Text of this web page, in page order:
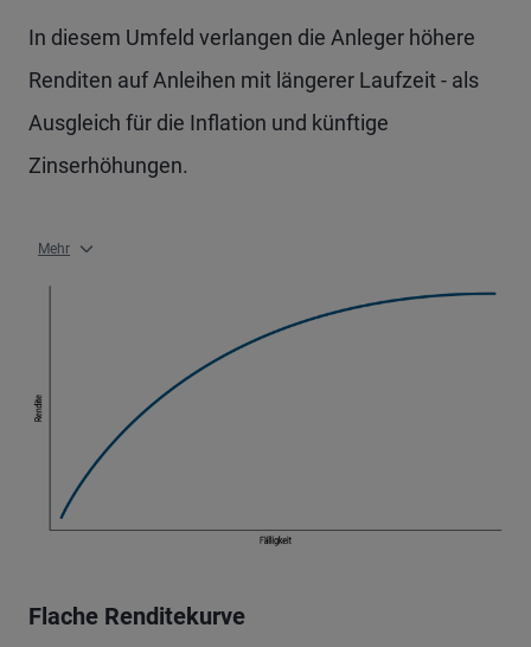
In diesem Umfeld verlangen die Anleger höhere
Renditen auf Anleihen mit längerer Laufzeit - als
Ausgleich für die Inflation und künftige
Zinserhöhungen.
Mehr
Flache Renditekurve